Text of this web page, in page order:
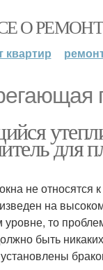
О
квартир
для
не относятся
на
то
быть